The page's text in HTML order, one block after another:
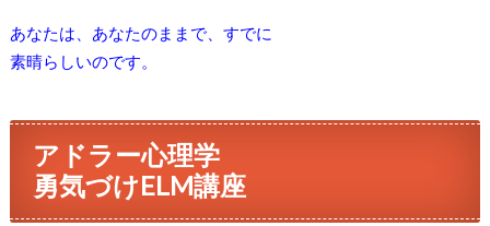
あなたは、あなたのままで、すでに
素晴らしいのです。
アドラー心理学
勇気づけELM講座